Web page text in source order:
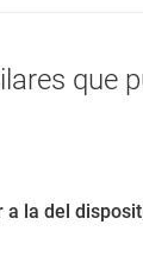
que
a la del